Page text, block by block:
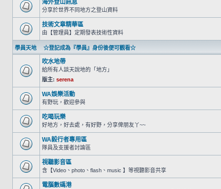
海外登山訊息
分享於世界不同地方之登山資料
技術文章精華區
由【管理員】定期發表技術性資料
學員天地 ☆登記成為『學員』身份後便可觀看☆
吹水地帶
給所有人談天說地的「地方」
版主: serena
WA娛樂活動
有野玩，歡迎參與
吃喝玩樂
好地方，好去處，有好野，分享俾朋友丫~~
WA毅行者專用區
隊員及支援者討論區
視聽影音區
含【Video、photo、flash、music 】等視聽影音共享
電腦數碼港